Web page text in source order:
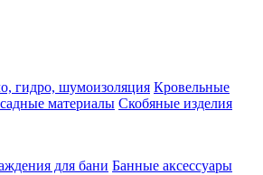
гидро, шумоизоляция Кровельные
материалы Скобяные изделия
для бани Банные аксессуары